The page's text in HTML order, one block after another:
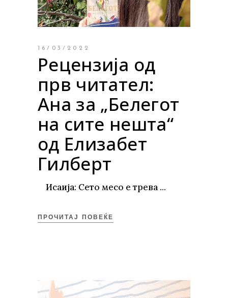
16/03/2022
Рецензија од
прв читател:
Ана за „Белегот
на сите нешта“
од Елизабет
Гилберт
Исаија: Сето месо е трева
ПРОЧИТАЈ ПОВЕЌЕ